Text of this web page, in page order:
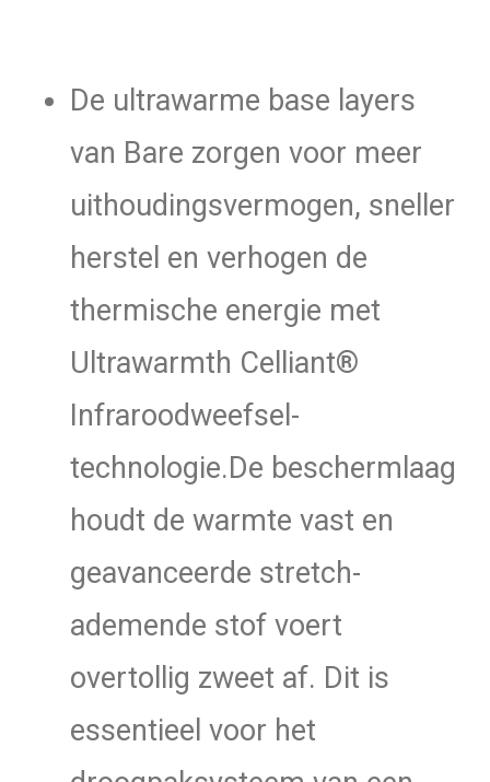
aantal
De ultrawarme base layers
van Bare zorgen voor meer
uithoudingsvermogen, sneller
herstel en verhogen de
thermische energie met
Ultrawarmth Celliant®
Infraroodweefsel-
technologie.De beschermlaag
houdt de warmte vast en
geavanceerde stretch-
ademende stof voert
overtollig zweet af. Dit is
essentieel voor het